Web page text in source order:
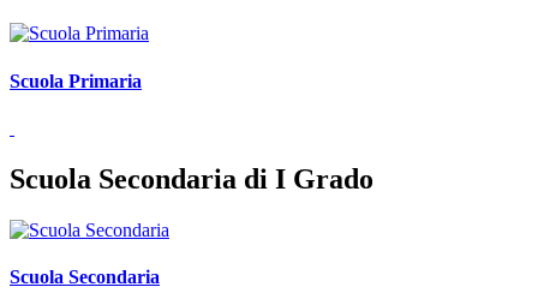
Scuola Primaria
Scuola Secondaria di I Grado
Scuola Secondaria